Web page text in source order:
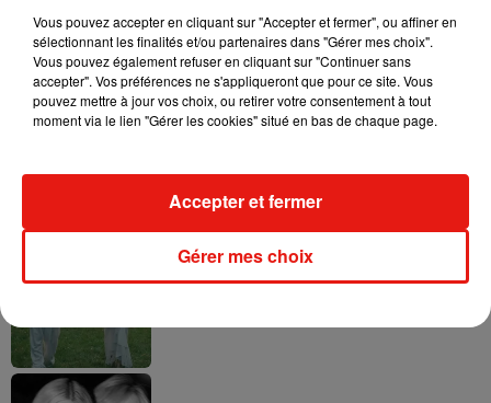
queles préventes pour aller voirle prochain Star Warssont
déjà ouvertes. Vous pouvez donc dès à présent réserver
votre place surStarWars.frainsi que sur les applications
mobiles et aux caisses des cinémas.
Julien Lieb s’essaye à la vie de chatelain
Vous pouvez accepter en cliquant sur "Accepter et fermer", ou affiner en
sélectionnant les finalités et/ou partenaires dans "Gérer mes choix".
Vous pouvez également refuser en cliquant sur "Continuer sans
accepter". Vos préférences ne s'appliqueront que pour ce site. Vous
pouvez mettre à jour vos choix, ou retirer votre consentement à tout
moment via le lien "Gérer les cookies" situé en bas de chaque page.
Gérer mes choix
Accepter et fermer